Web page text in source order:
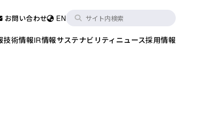
お問い合わせ EN
技術情報IR情報サステナビリティ ニュース採用情報